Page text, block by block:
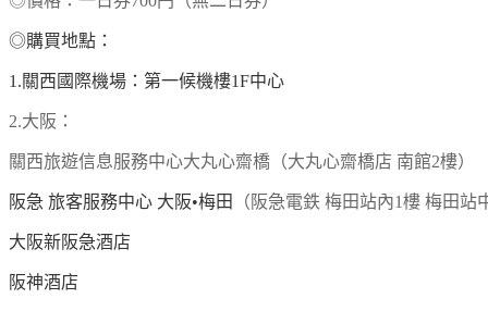
◎購買地點：
1.關西國際機場： 第一候機樓1F中心
2.大阪：
關西旅遊信息服務中心大丸心齋橋（大丸心齋橋店 南館2樓）
阪急 旅客服務中心 大阪•梅田 （阪急電鉄 梅田站內1樓 梅田站
大阪新阪急酒店
阪神酒店